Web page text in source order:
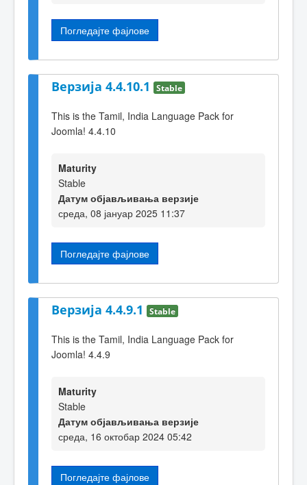
Погледајте фајлове
Верзија 4.4.10.1 Stable
This is the Tamil, India Language Pack for
Joomla! 4.4.10
Maturity
Stable
Датум објављивања верзије
среда, 08 јануар 2025 11:37
Погледајте фајлове
Верзија 4.4.9.1 Stable
This is the Tamil, India Language Pack for
Joomla! 4.4.9
Maturity
Stable
Датум објављивања верзије
среда, 16 октобар 2024 05:42
Погледајте фајлове